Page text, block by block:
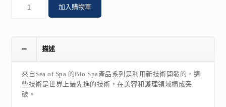
加入購物車
描述
來自Sea of Spa 的Bio Spa產品系列是利用新技術開發的，這
些技術是世界上最先進的技術，在美容和護理領域構成突
破。